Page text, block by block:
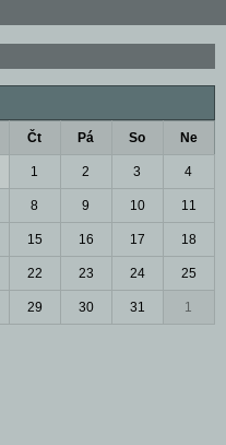
Čt Pá So Ne
1 2 3 4
8 9 10 11
15 16 17 18
22 23 24 25
29 30 31 1